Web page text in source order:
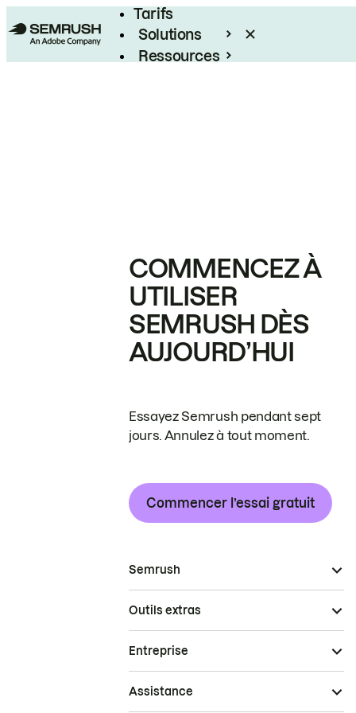
Tarifs
Solutions
Ressources
COMMENCEZ À
UTILISER
SEMRUSH DÈS
AUJOURD’HUI
Essayez Semrush pendant sept
jours. Annulez à tout moment.
Commencer l’essai gratuit
Semrush
Outils extras
Entreprise
Assistance